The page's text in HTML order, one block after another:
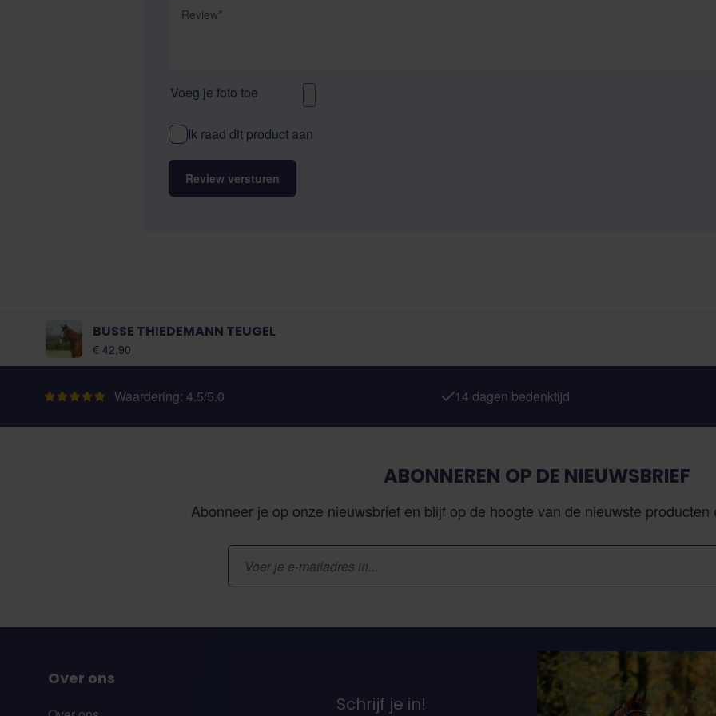
Voeg je foto toe
Ik raad dit product aan
Review versturen
BUSSE THIEDEMANN TEUGEL
€ 42,90
Waardering: 4.5/5.0 14 dagen bedenktijd
ABONNEREN OP DE NIEUWSBRIEF
Abonneer je op onze nieuwsbrief en blijf op de hoogte van de nieuwste
E-mailadres
Over ons
Schrijf je in!